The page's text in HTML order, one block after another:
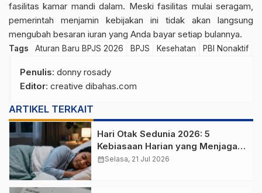
fasilitas kamar mandi dalam. Meski fasilitas mulai seragam,
pemerintah menjamin kebijakan ini tidak akan langsung
mengubah besaran iuran yang Anda bayar setiap bulannya.
Tags Aturan Baru BPJS 2026 BPJS Kesehatan PBI Nonaktif
Penulis: donny rosady
Editor: creative dibahas.com
ARTIKEL TERKAIT
Hari Otak Sedunia 2026: 5
Kebiasaan Harian yang Menjaga
Kesehatan Otak
calendar_monthSelasa, 21 Jul 2026